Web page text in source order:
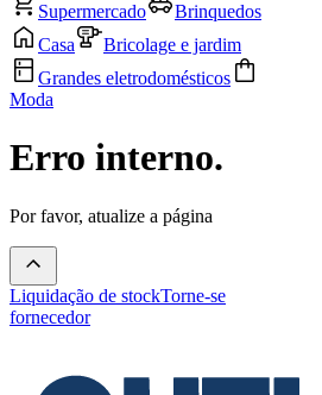
Supermercado
Brinquedos
Casa
Bricolage e jardim
Grandes eletrodomésticos
Moda
Erro interno.
Por favor, atualize a página
Liquidação de stockTorne-se
fornecedor